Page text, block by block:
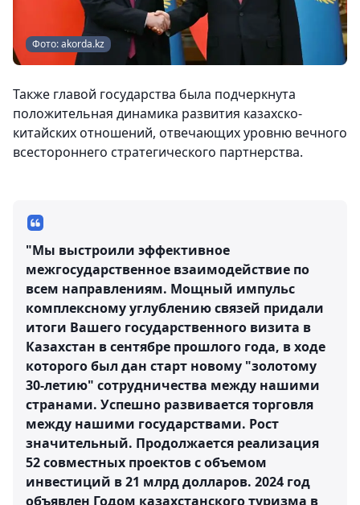
Фото: akorda.kz
Также главой государства была подчеркнута
положительная динамика развития казахско-
китайских отношений, отвечающих уровню вечного
всестороннего стратегического партнерства.
"Мы выстроили эффективное
межгосударственное взаимодействие по
всем направлениям. Мощный импульс
комплексному углублению связей придали
итоги Вашего государственного визита в
Казахстан в сентябре прошлого года, в ходе
которого был дан старт новому "золотому
30-летию" сотрудничества между нашими
странами. Успешно развивается торговля
между нашими государствами. Рост
значительный. Продолжается реализация
52 совместных проектов с объемом
инвестиций в 21 млрд долларов. 2024 год
объявлен Годом казахстанского туризма в